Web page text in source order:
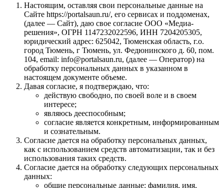
Настоящим, оставляя свои персональные данные на
Сайте https://portalsaun.ru/, его сервисах и поддоменах,
(далее — Сайт), даю свое согласие ООО «Медиа-
решения», ОГРН 1147232022596, ИНН 7204205305,
юридический адрес: 625042, Тюменская область, г.о.
город Тюмень, г Тюмень, ул. Федюнинского д. 60, пом.
104, email: info@portalsaun.ru, (далее — Оператор) на
обработку персональных данных в указанном в
настоящем документе объеме.
Давая согласие, я подтверждаю, что:
действую свободно, по своей воле и в своем
интересе;
являюсь дееспособным;
согласие является конкретным, информированным
и сознательным.
Согласие дается на обработку персональных данных,
как с использованием средств автоматизации, так и без
использования таких средств.
Согласие дается на обработку следующих персональных
данных:
общие персональные данные: фамилия, имя,